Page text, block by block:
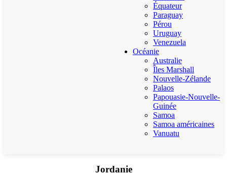
Équateur
Paraguay
Pérou
Uruguay
Venezuela
Océanie
Australie
Îles Marshall
Nouvelle-Zélande
Palaos
Papouasie-Nouvelle-
Guinée
Samoa
Samoa américaines
Vanuatu
Jordanie